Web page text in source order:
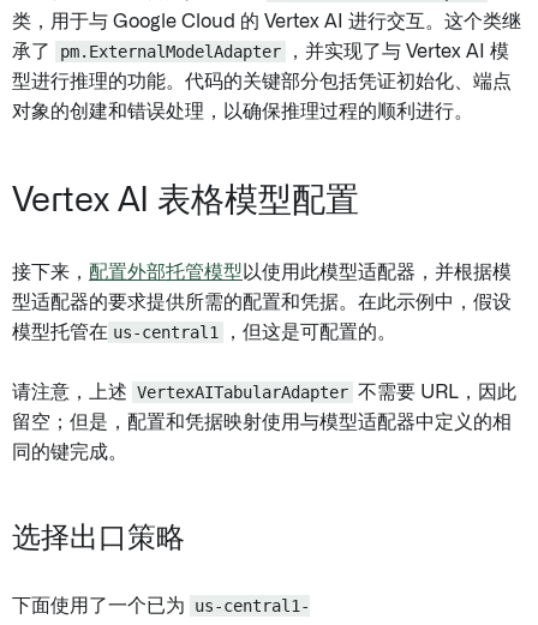
类，用于与 Google Cloud 的 Vertex AI 进行交互。这个类继
承了
pm.ExternalModelAdapter
，并实现了与 Vertex AI 模
型进行推理的功能。代码的关键部分包括凭证初始化、端点
对象的创建和错误处理，以确保推理过程的顺利进行。
Vertex AI 表格模型配置
接下来， 配置外部托管模型 以使用此模型适配器，并根据模
型适配器的要求提供所需的配置和凭据。在此示例中，假设
模型托管在 us-central1 ，但这是可配置的。
请注意，上述 VertexAITabularAdapter 不需要 URL，因此
留空；但是，配置和凭据映射使用与模型适配器中定义的相
同的键完成。
选择出口策略
下面使用了一个已为
us-central1-